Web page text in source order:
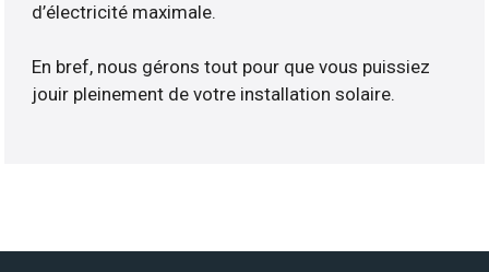
d’électricité maximale.
En bref, nous gérons tout pour que vous puissiez
jouir pleinement de votre installation solaire.